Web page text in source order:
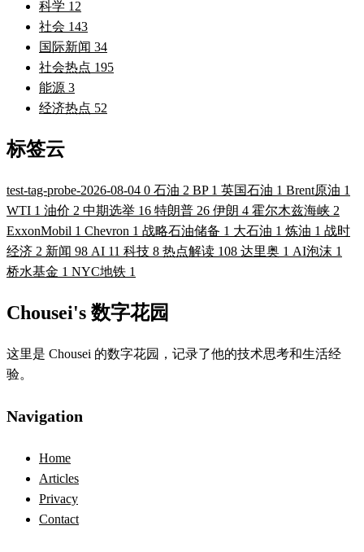
科学 12
社会 143
国际新闻 34
社会热点 195
能源 3
经济热点 52
标签云
test-tag-probe-2026-08-04 0 石油 2 BP 1 英国石油 1 Brent原油 1
WTI 1 油价 2 中期选举 16 特朗普 26 伊朗 4 霍尔木兹海峡 2
ExxonMobil 1 Chevron 1 战略石油储备 1 大石油 1 炼油 1 战时
经济 2 新闻 98 AI 11 科技 8 热点解读 108 达里奥 1 AI泡沫 1
桥水基金 1 NYC地铁 1
Chousei's 数字花园
这里是 Chousei 的数字花园，记录了他的技术思考和生活经
验。
Navigation
Home
Articles
Privacy
Contact